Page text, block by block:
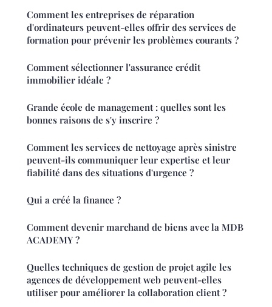
Comment les entreprises de réparation
d'ordinateurs peuvent-elles offrir des services de
formation pour prévenir les problèmes courants ?
Comment sélectionner l'assurance crédit
immobilier idéale ?
Grande école de management : quelles sont les
bonnes raisons de s'y inscrire ?
Comment les services de nettoyage après sinistre
peuvent-ils communiquer leur expertise et leur
fiabilité dans des situations d'urgence ?
Qui a créé la finance ?
Comment devenir marchand de biens avec la MDB
ACADEMY ?
Quelles techniques de gestion de projet agile les
agences de développement web peuvent-elles
utiliser pour améliorer la collaboration client ?